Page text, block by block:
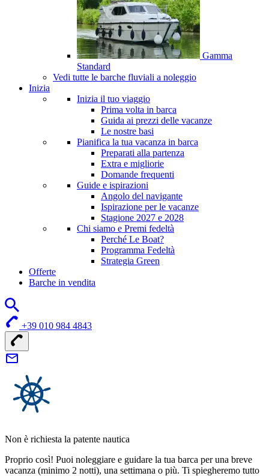
Gamma
Standard
Vedi tutte le barche fluviali a noleggio
Inizia
Inizia il tuo viaggio
Prima volta in barca
Guida ai prezzi delle vacanze
Le nostre basi
Pianifica la tua vacanza in barca
Preparati alla partenza
Extra e migliorie
Domande frequenti
Guide e ispirazioni
Angolo del navigante
Ispirazione per le vacanze
Stagione 2027 e 2028
Chi siamo e Premi fedeltà
Perché Le Boat?
Programma Fedeltà
Strategia Green
Offerte
Barche in vendita
+39 010 984 4843
Non è richiesta la patente nautica
Proprio così! Puoi noleggiare e guidare la tua barca per una breve
vacanza (minimo 2 notti), una settimana o più. Ti spiegheremo tutto